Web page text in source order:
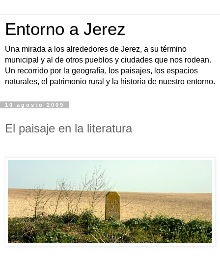
Entorno a Jerez
Una mirada a los alrededores de Jerez, a su término
municipal y al de otros pueblos y ciudades que nos rodean.
Un recorrido por la geografía, los paisajes, los espacios
naturales, el patrimonio rural y la historia de nuestro entorno.
10 agosto 2009
El paisaje en la literatura